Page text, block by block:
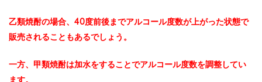
乙類焼酎の場合、40度前後までアルコール度数が上がった状態で
販売されることもあるでしょう。
一方、甲類焼酎は加水をすることでアルコール度数を調整してい
ます。